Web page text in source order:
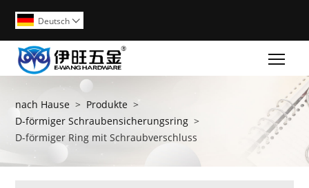
Deutsch 
nach Hause > Produkte >
D-förmiger Schraubensicherungsring >
D-förmiger Ring mit Schraubverschluss